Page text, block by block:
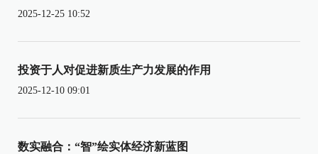
2025-12-25 10:52
投资于人对促进新质生产力发展的作用
2025-12-10 09:01
数实融合：“智”绘实体经济新蓝图